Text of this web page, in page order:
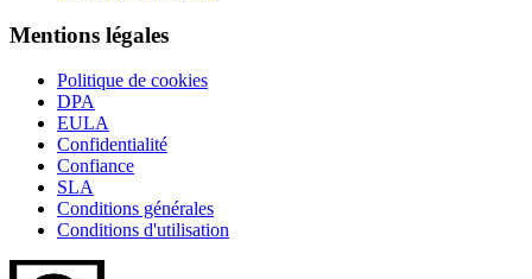
Mentions légales
Politique de cookies
DPA
EULA
Confidentialité
Confiance
SLA
Conditions générales
Conditions d'utilisation